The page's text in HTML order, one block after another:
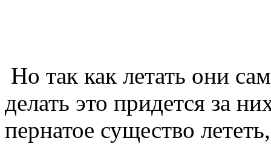
Но так как летать они
делать это придется за
пернатое существо